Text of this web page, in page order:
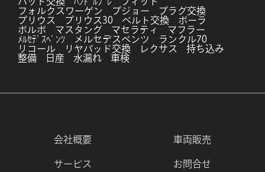
フォルクスワーゲン
プジョー
プラグ交換
プリウス
プリウス30 ベルト交換
ボーラ
ボルボ
マスタング マセラティ
マフラー
ﾒﾙｾﾃﾞｽﾍﾞﾝﾂ
メルセデスベンツ
ランクル70
リコール
リヤパッド交換 レクサス
持ち込み
整備
日産 水漏れ 車検
会社概要
サービス
車両販売
お問合せ